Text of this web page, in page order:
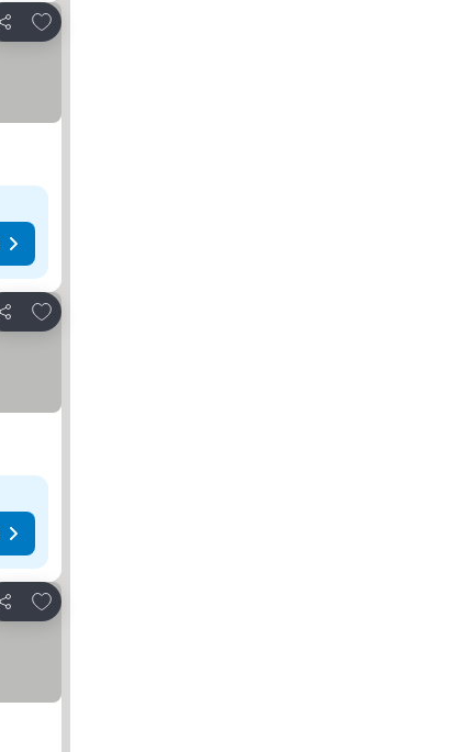
Condividi
Aggiungi ai preferiti
Condividi
Aggiungi ai preferiti
Condividi
Aggiungi ai preferiti